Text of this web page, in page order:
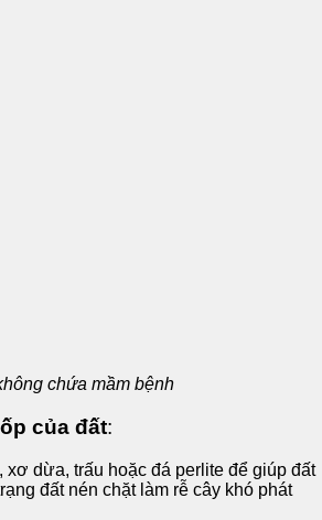
chứa mầm bệnh
của đất:
xơ dừa, trấu hoặc đá perlite để giúp đất
đất nén chặt làm rễ cây khó phát